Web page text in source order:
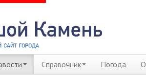
Справочник Погода